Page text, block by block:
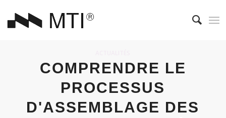
COMPRENDRE LE
PROCESSUS
D'ASSEMBLAGE DES